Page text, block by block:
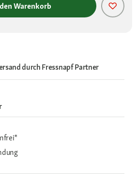
Warenkorb
durchFressnapf Partner